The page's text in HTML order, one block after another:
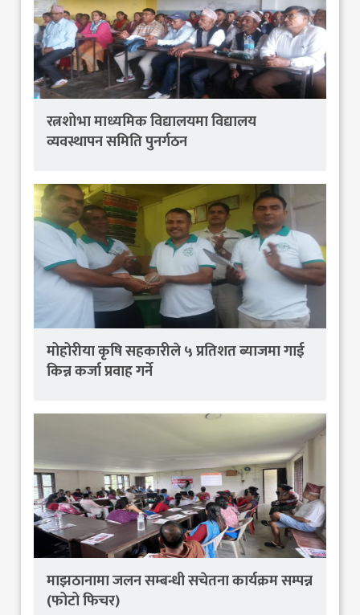
रत्नशोभा माध्यमिक विद्यालयमा विद्यालय
व्यवस्थापन समिति पुनर्गठन
मोहोरीया कृषि सहकारीले ५ प्रतिशत ब्याजमा गाई
किन्न कर्जा प्रवाह गर्ने
माझठानामा जलन सम्बन्धी सचेतना कार्यक्रम सम्पन्न
(फोटो फिचर)